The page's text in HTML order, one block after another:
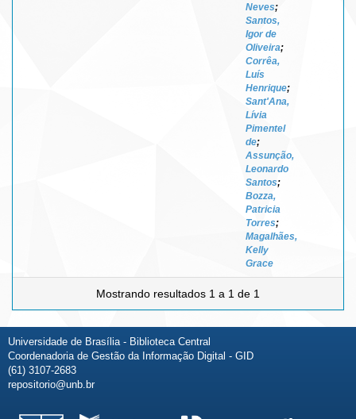
Neves;
Santos,
Igor de
Oliveira;
Corrêa,
Luís
Henrique;
Sant'Ana,
Lívia
Pimentel
de;
Assunção,
Leonardo
Santos;
Bozza,
Patricia
Torres;
Magalhães,
Kelly
Grace
Mostrando resultados 1 a 1 de 1
Universidade de Brasília - Biblioteca Central
Coordenadoria de Gestão da Informação Digital - GID
(61) 3107-2683
repositorio@unb.br